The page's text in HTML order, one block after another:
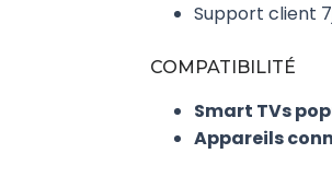
Support client
COMPATIBILITÉ
Smart TVs
Appareils